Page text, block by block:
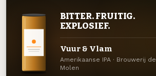
BITTER. FRUITIG.
EXPLOSIEF.
Vuur & Vlam
Amerikaanse IPA · Brouwerij de
Molen